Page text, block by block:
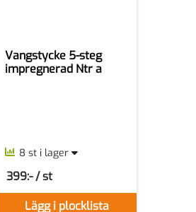
Vangstycke 5-steg
impregnerad Ntr a
8 st i lager
Lägg i plocklista
399:- / st
SEK per ST